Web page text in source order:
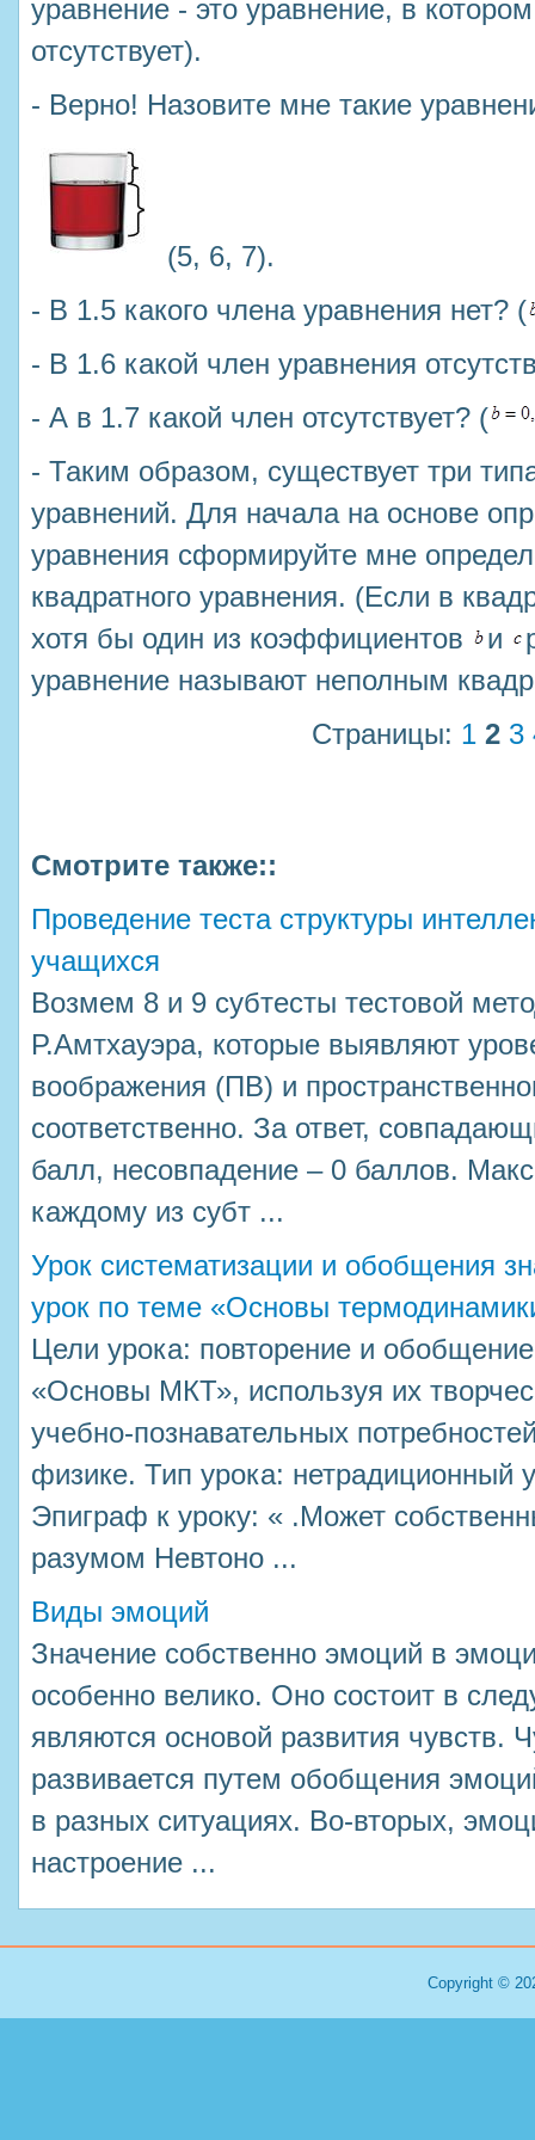
уравнение - это уравнение, в
отсутствует).
- Верно! Назовите мне такие
(5, 6, 7).
- В 1.5 какого члена уравнения нет? (
- В 1.6 какой член уравнения
- А в 1.7 какой член отсутствует? (
- Таким образом, существует три
уравнений. Для начала на основе
уравнения сформируйте мне
квадратного уравнения. (Если в
хотя бы один из коэффициентов
и
уравнение называют неполным
Страницы: 1 2 3
Смотрите также::
Проведение теста структуры
учащихся
Возмем 8 и 9 субтесты тестовой
Р.Амтхауэра, которые выявляют
воображения (ПВ) и
соответственно. За ответ,
балл, несовпадение – 0 баллов.
каждому из субт ...
Урок систематизации и обобщения
урок по теме «Основы
Цели урока: повторение и
«Основы МКТ», используя их
учебно-познавательных
физике. Тип урока: нетрадиционный
Эпиграф к уроку: « .Может
разумом Невтоно ...
Виды эмоций
Значение собственно эмоций в
особенно велико. Оно состоит в
являются основой развития чувств.
развивается путем обобщения
в разных ситуациях. Во-вторых,
настроение ...
Copyright ©